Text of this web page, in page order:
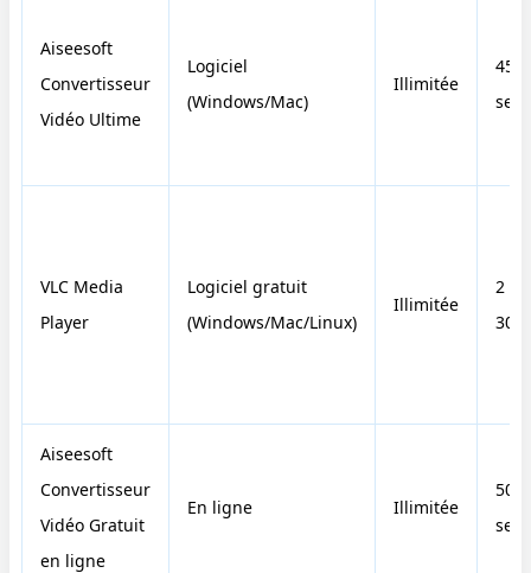
Aiseesoft
Convertisseur
Vidéo Ultime
Logiciel
(Windows/Mac)
Illimitée
45
VLC Media
Player
Logiciel gratuit
(Windows/Mac/Linux)
Illimitée
2
30s
Aiseesoft
Convertisseur
Vidéo Gratuit
en ligne
En ligne Illimitée
50